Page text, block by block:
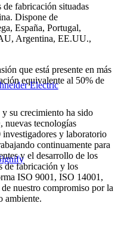
Electric
fabricación situadas
Dispone de
España, Portugal,
Argentina, EE.UU.,
que está presente en más
equivalente al 50% de
su crecimiento ha sido
nuevas tecnologías
y laboratorio
continuamente para
y el desarrollo de los
de fabricación y los
ISO 9001, ISO 14001,
nuestro compromiso por la
ambiente.